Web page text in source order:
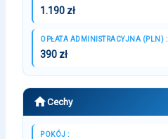
1.190 zł
OPŁATA ADMINISTRACYJNA (PLN) :
390 zł
Cechy
POKÓJ :